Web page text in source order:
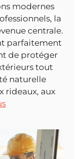
modernes
la
centrale.
parfaitement
de protéger
tout
naturelle
rideaux, aux